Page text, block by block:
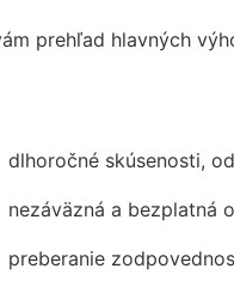
prehľad hlavných
dlhoročné skúsenosti,
nezáväzná a bezplatná
preberanie